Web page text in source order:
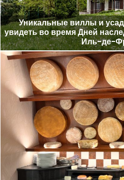
Уникальные виллы и
увидеть во время Дней
Иль-де-